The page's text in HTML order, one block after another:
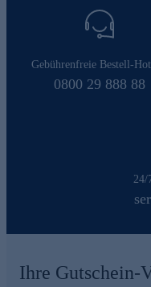
Gebührenfreie Bestell-
0800 29 888 88
24/
Ihre Gutschein-